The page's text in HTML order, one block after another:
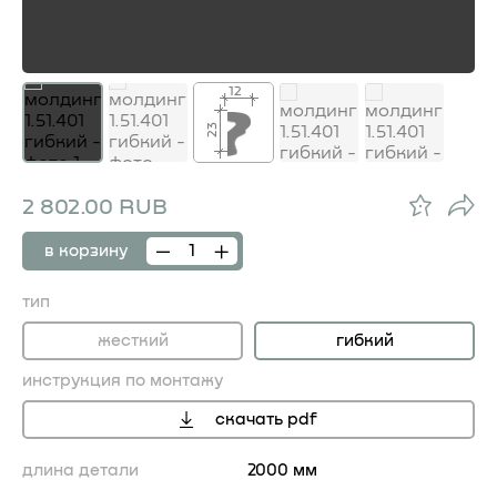
12
23
2 802.00 RUB
в корзину
тип
жесткий гибкий
инструкция по монтажу
скачать pdf
длина детали
2000 мм